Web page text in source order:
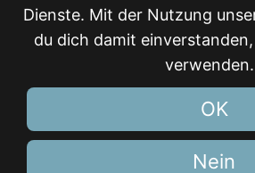
Dienste. Mit der Nutzung
du dich damit
verwenden.
OK
Nein